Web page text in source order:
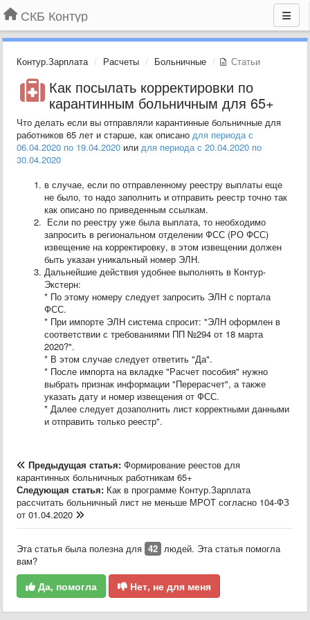
СКБ Контур
Контур.Зарплата Расчеты Больничные Статьи
Как посылать корректировки по
карантинным больничным для 65+
Что делать если вы отправляли карантинные больничные для
работников 65 лет и старше, как описано для периода с
06.04.2020 по 19.04.2020 или для периода с 20.04.2020 по
30.04.2020
в случае, если по отправленному реестру выплаты еще
не было, то надо заполнить и отправить реестр точно так
как описано по приведенным ссылкам.
Если по реестру уже была выплата, то необходимо
запросить в региональном отделении ФСС (РО ФСС)
извещение на корректировку, в этом извещении должен
быть указан уникальный номер ЭЛН.
Дальнейшие действия удобнее выполнять в Контур-
Экстерн:
* По этому номеру следует запросить ЭЛН с портала
ФСС.
* При импорте ЭЛН система спросит: "ЭЛН оформлен в
соответствии с требованиями ПП №294 от 18 марта
2020?".
* В этом случае следует ответить "Да".
* После импорта на вкладке "Расчет пособия" нужно
выбрать признак информации "Перерасчет", а также
указать дату и номер извещения от ФСС.
* Далее следует дозаполнить лист корректными данными
и отправить только реестр".
Предыдущая статья: Формирование реестов для
карантинных больничных работникам 65+
Следующая статья: Как в программе Контур.Зарплата
рассчитать больничный лист не меньше МРОТ согласно 104-ФЗ
от 01.04.2020
Эта статья была полезна для 42 людей. Эта статья помогла
вам?
Да, помогла Нет, не для меня